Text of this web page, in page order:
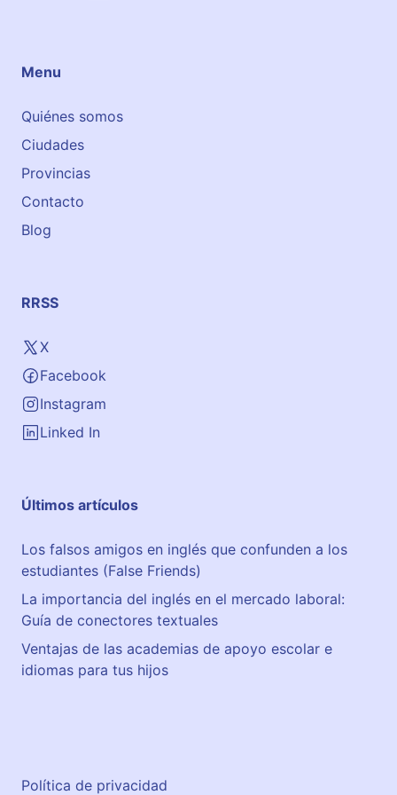
Menu
Quiénes somos
Ciudades
Provincias
Contacto
Blog
RRSS
X
Facebook
Instagram
Linked In
Últimos artículos
Los falsos amigos en inglés que confunden a los
estudiantes (False Friends)
La importancia del inglés en el mercado laboral:
Guía de conectores textuales
Ventajas de las academias de apoyo escolar e
idiomas para tus hijos
Política de privacidad